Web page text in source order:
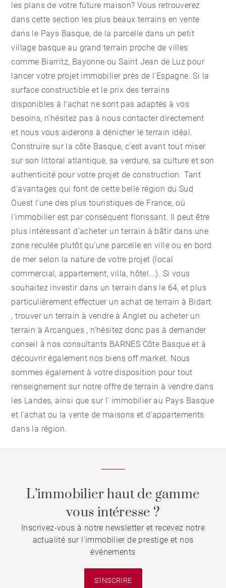
les plans de votre future maison? Vous retrouverez
dans cette section les plus beaux terrains en vente
dans le Pays Basque, de la parcelle dans un petit
village basque au grand terrain proche de villes
comme Biarritz, Bayonne ou Saint Jean de Luz pour
lancer votre projet immobilier près de l'Espagne. Si la
surface constructible et le prix des terrains
disponibles à l'achat ne sont pas adaptés à vos
besoins, n'hésitez pas à nous contacter directement
et nous vous aiderons à dénicher le terrain idéal.
Construire sur la côte Basque, c'est avant tout miser
sur son littoral atlantique, sa verdure, sa culture et son
authenticité pour votre projet de construction. Tant
d'avantages qui font de cette belle région du Sud
Ouest l'une des plus touristiques de France, où
l'immobilier est par conséquent florissant. Il peut être
plus intéressant d'acheter un terrain à bâtir dans une
zone reculée plutôt qu'une parcelle en ville ou en bord
de mer selon la nature de votre projet (local
commercial, appartement, villa, hôtel...). Si vous
souhaitez investir dans un terrain dans le 64, et plus
particulièrement effectuer unachat de terrain à Bidart
, trouver un terrain à vendre à Anglet ouacheter un
terrain à Arcangues , n'hésitez donc pas à demander
conseil à nos consultants BARNES Côte Basque et à
découvrir également nos biens off market. Nous
sommes également à votre disposition pour tout
renseignement sur notre offre de terrain à vendre dans
les Landes, ainsi que sur l' immobilier au Pays Basque
et l'achat ou la vente de maisons et d'appartements
dans la région.
L’immobilier haut de gamme
vous intéresse ?
Inscrivez-vous à notre newsletter et recevez notre
actualité sur l'immobilier de prestige et nos
événements
S'INSCRIRE